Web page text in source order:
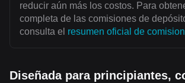
reducir aún más los costos. Para
completa de las comisiones de
consulta el resumen oficial de
Diseñada para principiantes,